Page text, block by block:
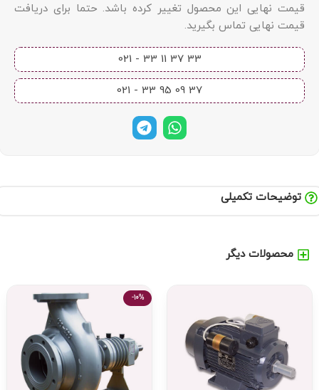
قیمت نهایی این محصول تغییر کرده باشد. حتما برای دریافت
قیمت نهایی تماس بگیرید.
33 37 11 33 - 021​
37 09 95 33 - 021​
توضیحات تکمیلی
محصولات دیگر
-10%